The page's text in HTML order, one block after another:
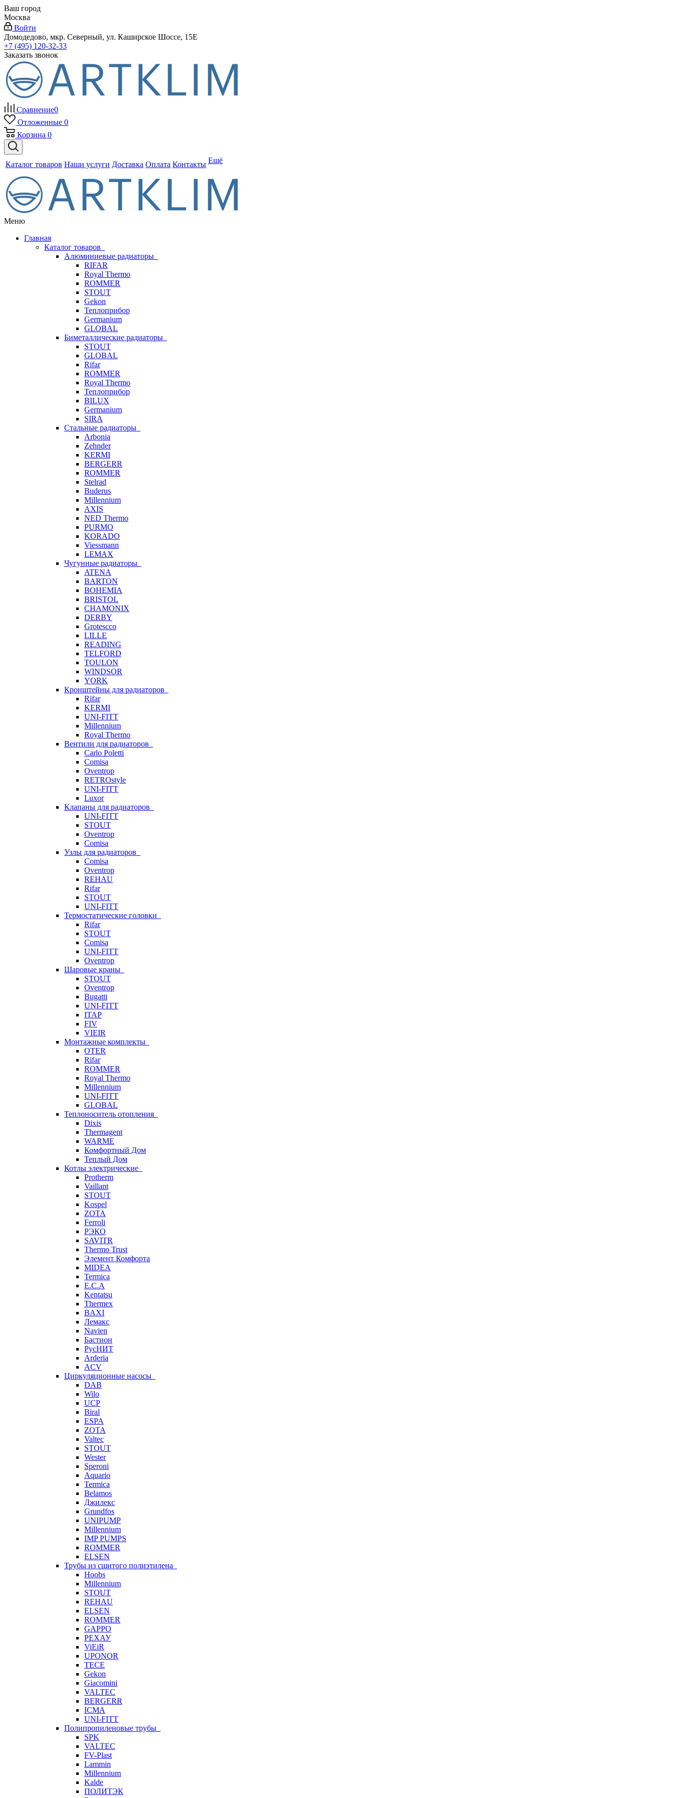
Ваш город
Москва
Войти
Домодедово, мкр. Северный, ул. Каширское Шоссе, 15Е
+7 (495) 120-32-33
Заказать звонок
Сравнение0
Отложенные 0
Корзина 0
Каталог товаров Наши услуги Доставка Оплата Контакты Ещё
Меню
Главная
Каталог товаров
Алюминиевые радиаторы
RIFAR
Royal Thermo
ROMMER
STOUT
Gekon
Теплоприбор
Germanium
GLOBAL
Биметаллические радиаторы
STOUT
GLOBAL
Rifar
ROMMER
Royal Thermo
Теплоприбор
BILUX
Germanium
SIRA
Стальные радиаторы
Arbonia
Zehnder
KERMI
BERGERR
ROMMER
Stelrad
Buderus
Millennium
AXIS
NED Thermo
PURMO
KORADO
Viessmann
LEMAX
Чугунные радиаторы
ATENA
BARTON
BOHEMIA
BRISTOL
CHAMONIX
DERBY
Grotescco
LILLE
READING
TELFORD
TOULON
WINDSOR
YORK
Кронштейны для радиаторов
Rifar
KERMI
UNI-FITT
Millennium
Royal Thermo
Вентили для радиаторов
Carlo Poletti
Comisa
Oventrop
RETROstyle
UNI-FITT
Luxor
Клапаны для радиаторов
UNI-FITT
STOUT
Oventrop
Comisa
Узлы для радиаторов
Comisa
Oventrop
REHAU
Rifar
STOUT
UNI-FITT
Термостатические головки
Rifar
STOUT
Comisa
UNI-FITT
Oventrop
Шаровые краны
STOUT
Oventrop
Bugatti
UNI-FITT
ITAP
FIV
VIEIR
Монтажные комплекты
OTER
Rifar
ROMMER
Royal Thermo
Millennium
UNI-FITT
GLOBAL
Теплоноситель отопления
Dixis
Thermagent
WARME
Комфортный Дом
Теплый Дом
Котлы электрические
Protherm
Vaillant
STOUT
Kospel
ZOTA
Ferroli
РЭКО
SAVITR
Thermo Trust
Элемент Комфорта
MIDEA
Termica
E.C.A
Kentatsu
Thermex
BAXI
Лемакс
Navien
Бастион
РусНИТ
Arderia
ACV
Циркуляционные насосы
DAB
Wilo
UCP
Biral
ESPA
ZOTA
Valtec
STOUT
Wester
Speroni
Aquario
Termica
Belamos
Джилекс
Grundfos
UNIPUMP
Millennium
IMP PUMPS
ROMMER
ELSEN
Трубы из сшитого полиэтилена
Hoobs
Millennium
STOUT
REHAU
ELSEN
ROMMER
GAPPO
РЕХАУ
ViEiR
UPONOR
TECE
Gekon
Giacomini
VALTEC
BERGERR
ICMA
UNI-FITT
Полипропиленовые трубы
SPK
VALTEC
FV-Plast
Lammin
Millennium
Kalde
ПОЛИТЭК